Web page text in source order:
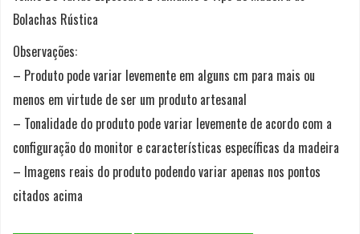
Bolachas Rústica
Observações:
– Produto pode variar levemente em alguns cm para mais ou
menos em virtude de ser um produto artesanal
– Tonalidade do produto pode variar levemente de acordo com a
configuração do monitor e características específicas da madeira
– Imagens reais do produto podendo variar apenas nos pontos
citados acima